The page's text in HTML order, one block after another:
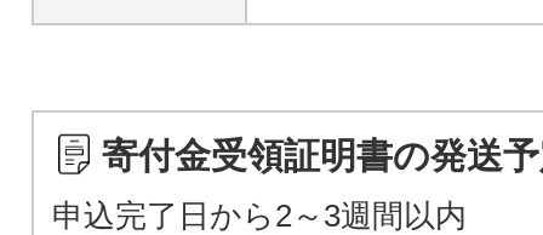
寄付金受領証明書の発送
申込完了日から2～3週間以内